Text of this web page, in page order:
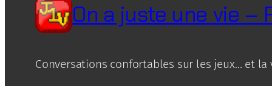
On a juste une vie –
Conversations confortables sur les jeux… et la